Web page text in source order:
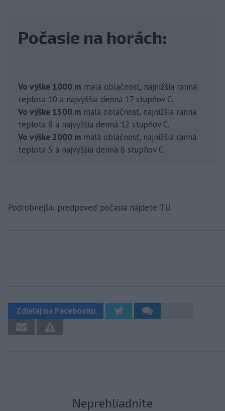
Počasie na horách:
Vo výške 1000 m malá oblačnosť, najnižšia ranná
teplota 10 a najvyššia denná 17 stupňov C.
Vo výške 1500 m malá oblačnosť, najnižšia ranná
teplota 8 a najvyššia denná 12 stupňov C.
Vo výške 2000 m malá oblačnosť, najnižšia ranná
teplota 5 a najvyššia denná 8 stupňov C.
Podrobnejšiu predpoveď počasia nájdete TU.
Zdieľaj na Facebooku
Neprehliadnite